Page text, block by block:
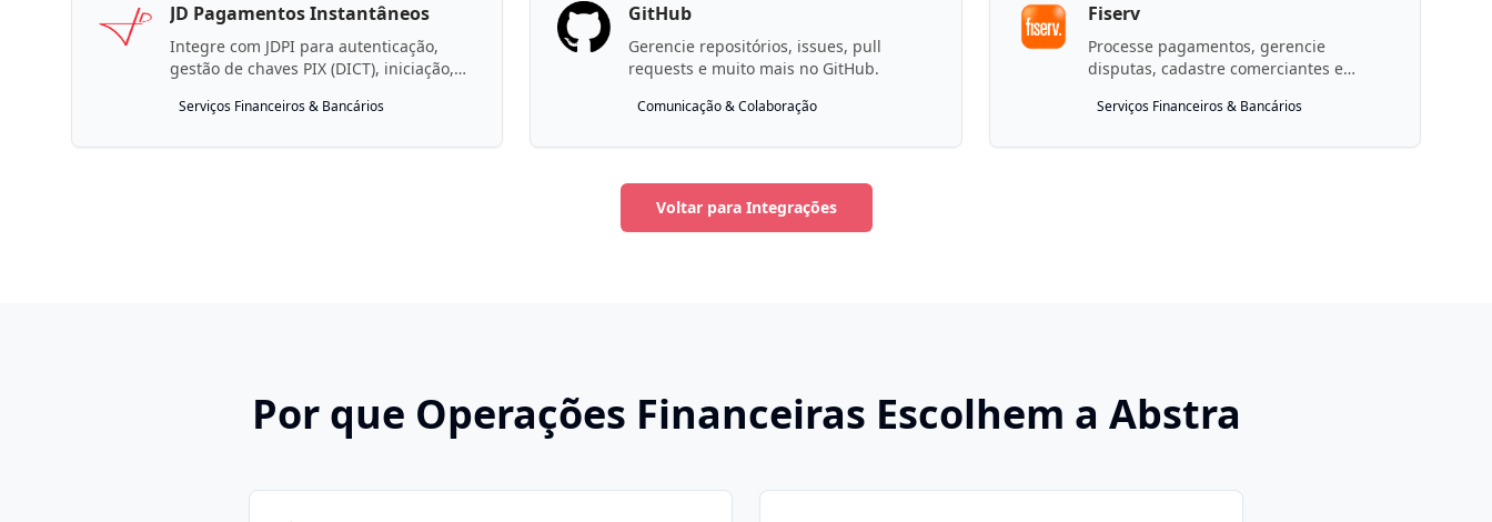
JD Pagamentos Instantâneos
Integre com JDPI para autenticação,
gestão de chaves PIX (DICT), iniciação,
instantâneos (SPI), QR Codes e gestão de
Serviços Financeiros & Bancários
GitHub
Gerencie repositórios, issues, pull
requests e muito mais no GitHub.
Comunicação & Colaboração
Fiserv
Processe pagamentos, gerencie
disputas, cadastre comerciantes e
EMEA (ecommerce +
Serviços Financeiros & Bancários
Voltar para Integrações
Por que Operações Financeiras Escolhem a Abstra